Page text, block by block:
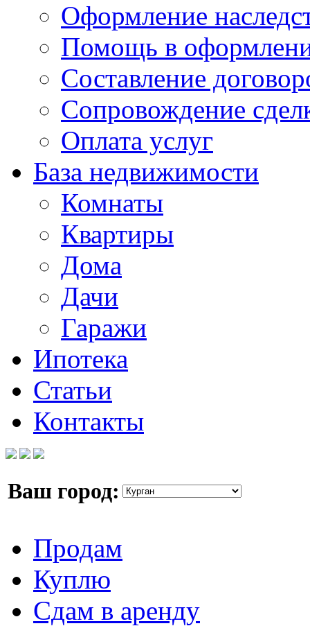
Оформление
Помощь в
Составление
Сопровождение
Оплата услуг
База недвижимости
Комнаты
Квартиры
Дома
Дачи
Гаражи
Ипотека
Статьи
Контакты
Ваш город:
Продам
Куплю
Сдам в аренду